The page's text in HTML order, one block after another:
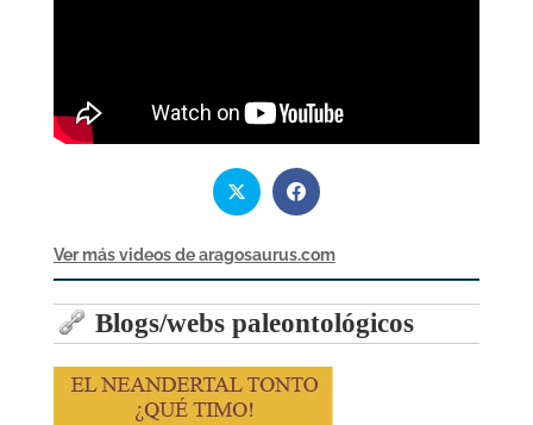
Ver más videos de aragosaurus.com
Blogs/webs paleontológicos